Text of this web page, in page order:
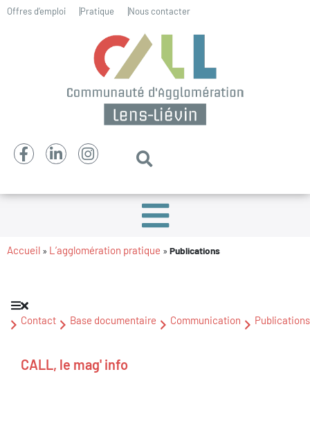
Offres d’emploi Pratique Nous contacter
Accueil » L’agglomération pratique » Publications
Contact Base documentaire Communication Publications
CALL, le mag' info